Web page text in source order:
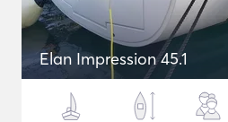
Elan Impression 45.1